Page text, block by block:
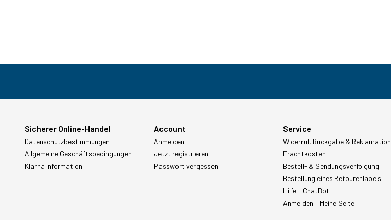
Sicherer Online-Handel
Datenschutzbestimmungen
Allgemeine Geschäftsbedingungen
Klarna information
Account
Anmelden
Jetzt registrieren
Passwort vergessen
Service
Widerruf, Rückgabe & Reklamation
Frachtkosten
Bestell- & Sendungsverfolgung
Bestellung eines Retourenlabels
Hilfe - ChatBot
Anmelden – Meine Seite